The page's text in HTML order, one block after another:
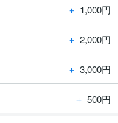
＋ 1,000円
＋ 2,000円
＋ 3,000円
＋ 500円